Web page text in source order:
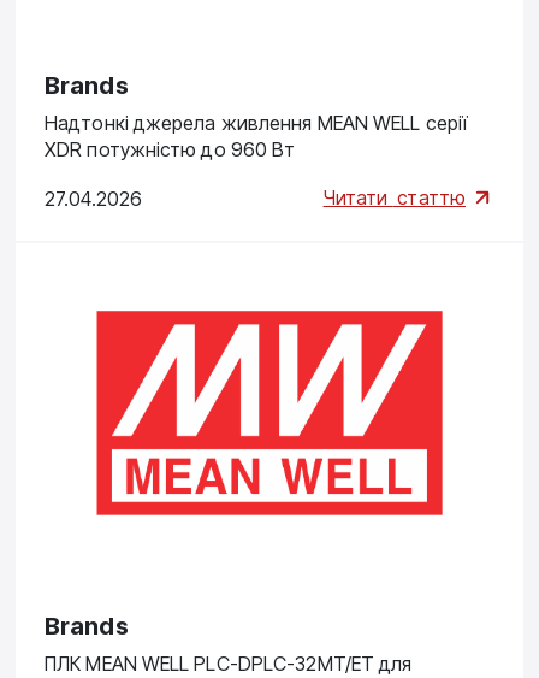
Brands
Надтонкі джерела живлення MEAN WELL серії
XDR потужністю до 960 Вт
27.04.2026 Читати статтю
Brands
ПЛК MEAN WELL PLC-DPLC-32MT/ET для